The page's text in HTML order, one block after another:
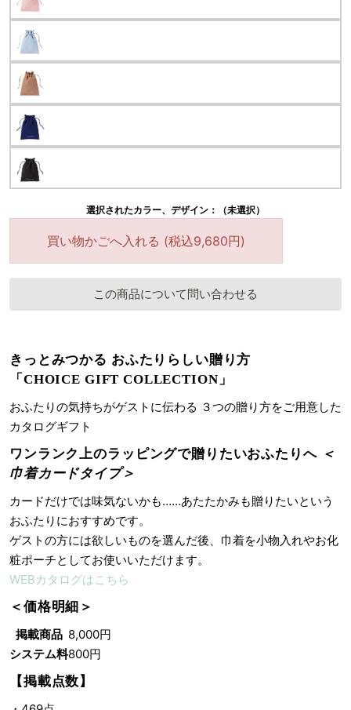
選択されたカラー、デザイン：（未選択）
買い物かごへ入れる (税込9,680円)
この商品について問い合わせる
きっとみつかる おふたりらしい贈り方
「CHOICE GIFT COLLECTION」
おふたりの気持ちがゲストに伝わる ３つの贈り方をご用意した
カタログギフト
ワンランク上のラッピングで贈りたいおふたりへ ＜
巾着カードタイプ＞
カードだけでは味気ないかも……あたたかみも贈りたいという
おふたりにおすすめです。
ゲストの方には欲しいものを選んだ後、巾着を小物入れやお化
粧ポーチとしてお使いいただけます。
WEBカタログはこちら
＜価格明細＞
掲載商品 8,000円
システム料800円
【掲載点数】